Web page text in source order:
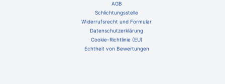
AGB
Schlichtungsstelle
Widerrufsrecht und Formular
Datenschutzerklärung
Cookie-Richtlinie (EU)
Echtheit von Bewertungen